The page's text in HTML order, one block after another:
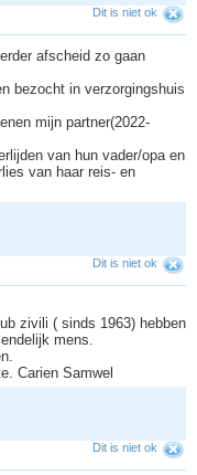
Dit is niet ok
afscheid zo gaan
bezocht in verzorgingshuis
mijn partner(2022-
van hun vader/opa en
van haar reis- en
Dit is niet ok
zivili ( sinds 1963) hebben
mens.
Carien Samwel
Dit is niet ok